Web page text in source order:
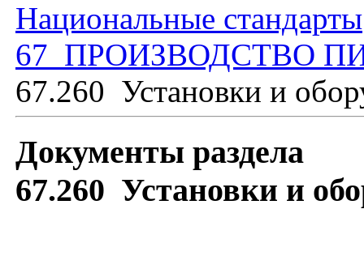
Национальные стандарты
67 ПРОИЗВОДСТВО
67.260 Установки и
Документы раздела
67.260 Установки и